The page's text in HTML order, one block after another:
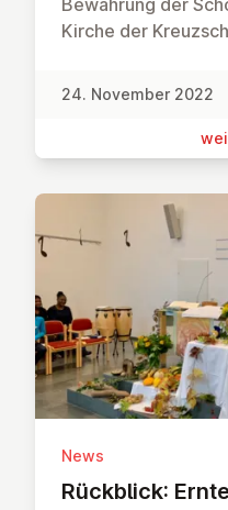
Kirche der
24. November 2022
News
Rückblick: